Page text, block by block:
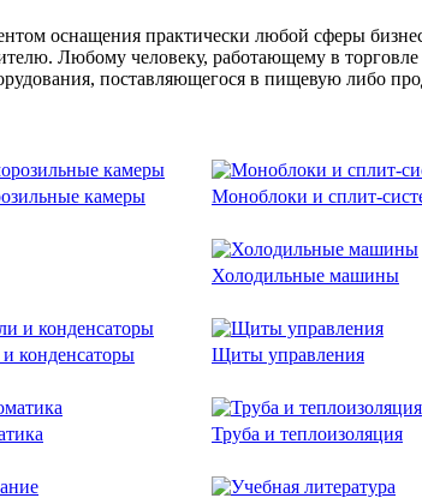
оснащения практически любой сферы
Любому человеку, работающему в
поставляющегося в пищевую либо
камеры Моноблоки и сплит-
Холодильные машины
конденсаторы Щиты управления
Труба и теплоизоляция